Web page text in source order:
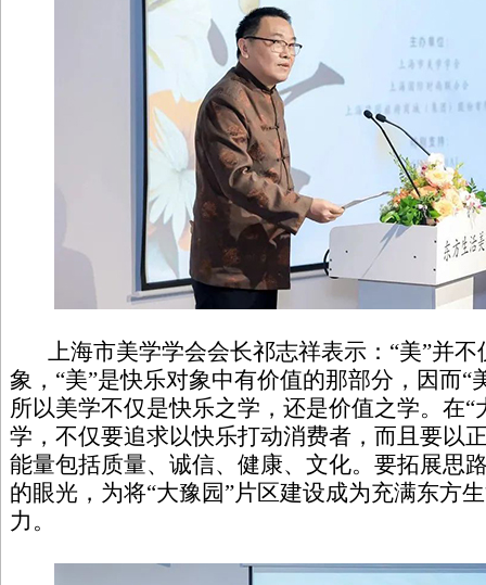
上海市美学学会会长祁志祥表示：“美”并不
象，“美”是快乐对象中有价值的那部分，因而“
所以美学不仅是快乐之学，还是价值之学。在“
学，不仅要追求以快乐打动消费者，而且要以
能量包括质量、诚信、健康、文化。要拓展思
的眼光，为将“大豫园”片区建设成为充满东方
力。